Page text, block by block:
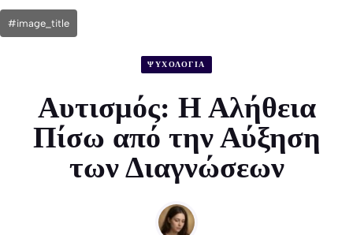
#image_title
ΨΥΧΟΛΟΓΙΑ
Αυτισμός: Η Αλήθεια
Πίσω από την Αύξηση
των Διαγνώσεων